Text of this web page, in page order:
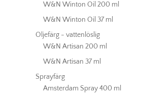
W&N Winton Oil 200 ml
W&N Winton Oil 37 ml
Oljefärg - vattenlöslig
W&N Artisan 200 ml
W&N Artisan 37 ml
Sprayfärg
Amsterdam Spray 400 ml